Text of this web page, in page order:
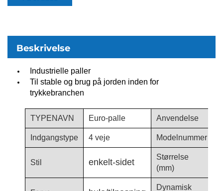
Beskrivelse
Industrielle paller
Til stable og brug på jorden inden for
trykkebranchen
TYPENAVN Euro-palle Anvendelse
Indgangstype 4 veje Modelnummer
Stil enkelt-sidet
Størrelse
(mm)
Dynamisk